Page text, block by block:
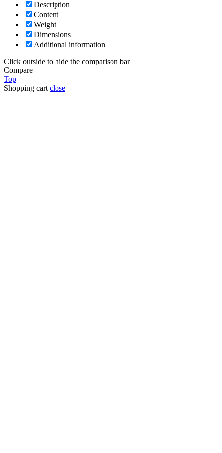
Description
Content
Weight
Dimensions
Additional information
Click outside to hide the comparison bar
Compare
Top
Shopping cart close